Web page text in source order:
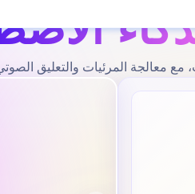
معالجة المرئيات والتعليق